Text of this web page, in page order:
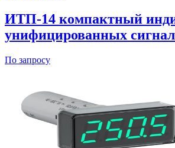
ИТП-14 компактный
унифицированных
По запросу